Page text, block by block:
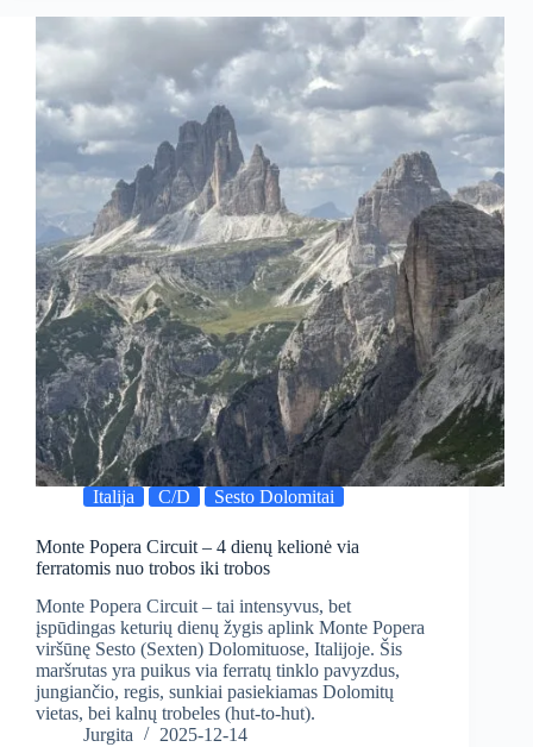
Italija C/D Sesto Dolomitai
Monte Popera Circuit – 4 dienų kelionė via
ferratomis nuo trobos iki trobos
Monte Popera Circuit – tai intensyvus, bet
įspūdingas keturių dienų žygis aplink Monte Popera
viršūnę Sesto (Sexten) Dolomituose, Italijoje. Šis
maršrutas yra puikus via ferratų tinklo pavyzdus,
jungiančio, regis, sunkiai pasiekiamas Dolomitų
vietas, bei kalnų trobeles (hut-to-hut).
Jurgita
2025-12-14